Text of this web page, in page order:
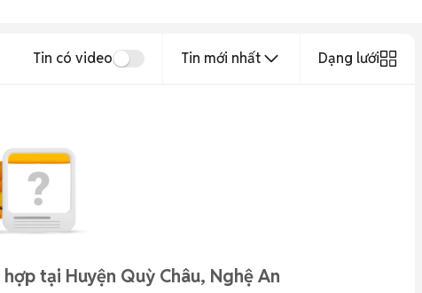
Tin có video Tin mới nhất Dạng lưới
tại Huyện Quỳ Châu, Nghệ An